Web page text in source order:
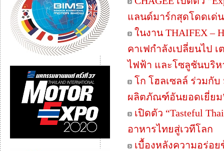
แลนด์มาร์กสุดโดดเด่
ในงาน THAIFEX –
คาเฟกำลังเปลี่ยนไป
ไฟฟ้า และโซลูชันบริ
โก โฮลเซลล์ ร่วมกั
ผลิตภัณฑ์อันยอดเยี่ยม
เปิดตัว “Tasteful
อาหารไทยสู่เวทีโลก
เบื้องหลังความอร่อ